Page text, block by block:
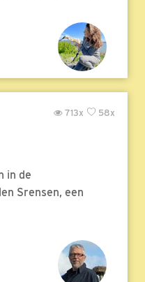
58x
713x
in de
Srensen, een